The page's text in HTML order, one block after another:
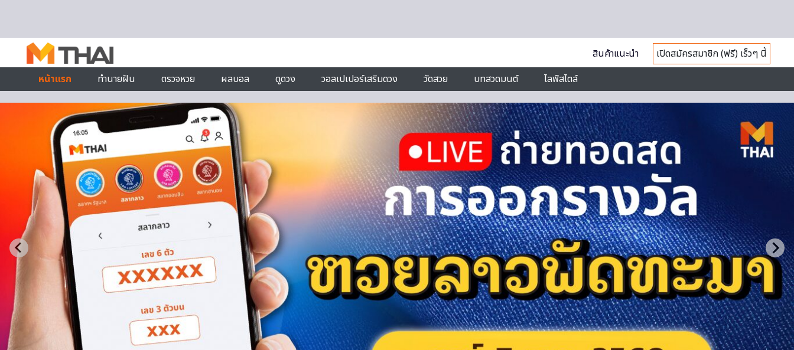
สินค้าแนะนำ
เปิดสมัครสมาชิก (ฟรี) เร็วๆ นี้
หน้าแรก
ทำนายฝัน ตรวจหวย ผลบอล ดูดวง วอลเปเปอร์เสริมดวง วัดสวย บทสวดมนต์ ไลฟ์สไตล์